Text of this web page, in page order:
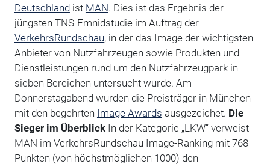
Deutschland ist MAN. Dies ist das Ergebnis der
jüngsten TNS-Emnidstudie im Auftrag der
VerkehrsRundschau, in der das Image der wichtigsten
Anbieter von Nutzfahrzeugen sowie Produkten und
Dienstleistungen rund um den Nutzfahrzeugpark in
sieben Bereichen untersucht wurde. Am
Donnerstagabend wurden die Preisträger in München
mit den begehrten Image Awards ausgezeichet. Die
Sieger im ÜberblickIn der Kategorie „LKW“ verweist
MAN im VerkehrsRundschau Image-Ranking mit 768
Punkten (von höchstmöglichen 1000) den